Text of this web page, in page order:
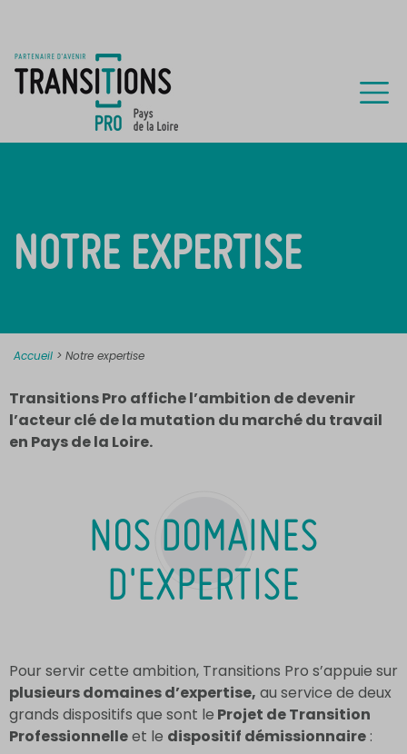
NOTRE EXPERTISE
Accueil > Notre expertise
Transitions Pro affiche l’ambition de devenir
l’acteur clé de la mutation du marché du travail
en Pays de la Loire.
NOS DOMAINES
D'EXPERTISE
Pour servir cette ambition, Transitions Pro s’appuie sur
plusieurs domaines d’expertise, au service de deux
grands dispositifs que sont le Projet de Transition
Professionnelleet le dispositif démissionnaire :